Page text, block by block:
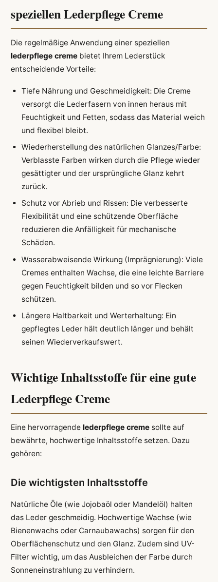
speziellen Lederpflege Creme
Die regelmäßige Anwendung einer speziellen
lederpflege cremebietet Ihrem Lederstück
entscheidende Vorteile:
Tiefe Nährung und Geschmeidigkeit: Die Creme
versorgt die Lederfasern von innen heraus mit
Feuchtigkeit und Fetten, sodass das Material weich
und flexibel bleibt.
Wiederherstellung des natürlichen Glanzes/Farbe:
Verblasste Farben wirken durch die Pflege wieder
gesättigter und der ursprüngliche Glanz kehrt
zurück.
Schutz vor Abrieb und Rissen: Die verbesserte
Flexibilität und eine schützende Oberfläche
reduzieren die Anfälligkeit für mechanische
Schäden.
Wasserabweisende Wirkung (Imprägnierung): Viele
Cremes enthalten Wachse, die eine leichte Barriere
gegen Feuchtigkeit bilden und so vor Flecken
schützen.
Längere Haltbarkeit und Werterhaltung: Ein
gepflegtes Leder hält deutlich länger und behält
seinen Wiederverkaufswert.
Wichtige Inhaltsstoffe für eine gute
Lederpflege Creme
Eine hervorragende lederpflege cremesollte auf
bewährte, hochwertige Inhaltsstoffe setzen. Dazu
gehören:
Die wichtigsten Inhaltsstoffe
Natürliche Öle (wie Jojobaöl oder Mandelöl) halten
das Leder geschmeidig. Hochwertige Wachse (wie
Bienenwachs oder Carnaubawachs) sorgen für den
Oberflächenschutz und den Glanz. Zudem sind UV-
Filter wichtig, um das Ausbleichen der Farbe durch
Sonneneinstrahlung zu verhindern.